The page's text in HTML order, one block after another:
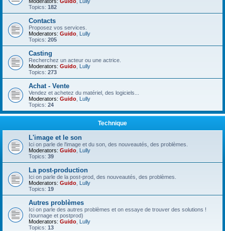
Topics: 182
Contacts
Proposez vos services.
Moderators: Guido Lully
Topics: 205
Casting
Recherchez un acteur ou une actrice.
Moderators: Guido Lully
Topics: 273
Achat - Vente
Vendez et achetez du matériel, des logiciels...
Moderators: Guido Lully
Topics: 24
Technique
L'image et le son
Ici on parle de l'image et du son, des nouveautés, des problèmes.
Moderators: Guido Lully
Topics: 39
La post-production
Ici on parle de la post-prod, des nouveautés, des problèmes.
Moderators: Guido Lully
Topics: 19
Autres problèmes
Ici on parle des autres problèmes et on essaye de trouver des solutions !
(tournage et postprod)
Moderators: Guido Lully
Topics: 13